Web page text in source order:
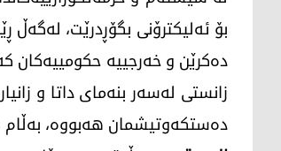
بۆ ئەلیكترۆنی بگۆڕدرێت،
دەكرێن و خەرجییە حكومییەكان
زانستی لەسەر بنەمای داتا و
دەستكەوتیشمان هەبووە،